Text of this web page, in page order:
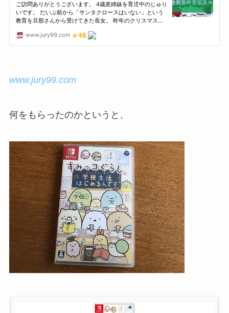
www.jury99.com
何をもらったのかというと、